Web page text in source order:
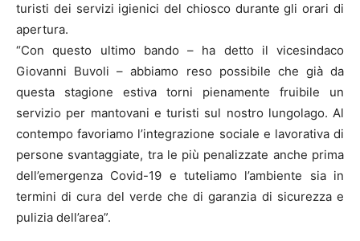
turisti dei servizi igienici del chiosco durante gli orari di
apertura.
“Con questo ultimo bando – ha detto il vicesindaco
Giovanni Buvoli – abbiamo reso possibile che già da
questa stagione estiva torni pienamente fruibile un
servizio per mantovani e turisti sul nostro lungolago. Al
contempo favoriamo l’integrazione sociale e lavorativa di
persone svantaggiate, tra le più penalizzate anche prima
dell’emergenza Covid-19 e tuteliamo l’ambiente sia in
termini di cura del verde che di garanzia di sicurezza e
pulizia dell’area”.